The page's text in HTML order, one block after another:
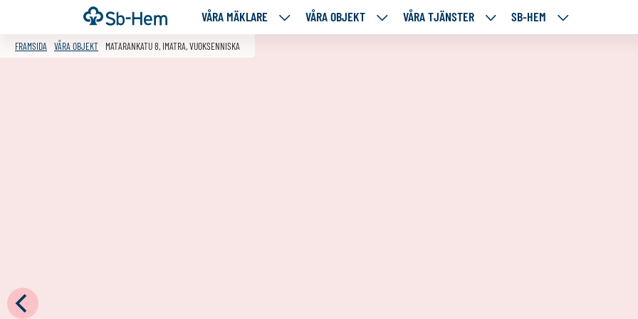
Till
innehållet
Framsida VÅRA MÄKLARE
VÅRA VÅRA OBJEKT
VÅRA VÅRA TJÄNSTER
VÅRASB-HEM
SB-
FRAMSIDA VÅRA OBJEKT MATARANKATU 8, IMATRA, VUOKSENNISKA